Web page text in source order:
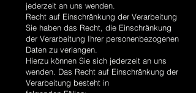
jederzeit an uns wenden.
Recht auf Einschränkung der Verarbeitung
Sie haben das Recht, die Einschränkung
der Verarbeitung Ihrer personenbezogenen
Daten zu verlangen.
Hierzu können Sie sich jederzeit an uns
wenden. Das Recht auf Einschränkung der
Verarbeitung besteht in